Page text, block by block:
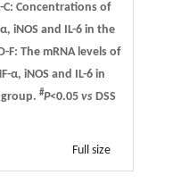
-C: Concentrations of
iNOS and IL-6 in the
-F: The mRNA levels of
α, iNOS and IL-6 in
#P<0.05 vsDSS
Full size